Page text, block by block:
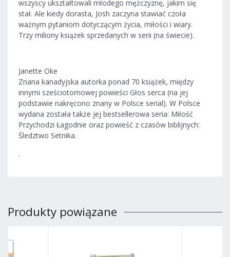
wszyscy ukształtowali młodego mężczyznę, jakim się
stał. Ale kiedy dorasta, Josh zaczyna stawiać czoła
ważnym pytaniom dotyczącym życia, miłości i wiary.
Trzy miliony książek sprzedanych w serii (na świecie).
Janette Oke
Znana kanadyjska autorka ponad 70 książek, między
innymi sześciotomowej powieści Głos serca (na jej
podstawie nakręcono znany w Polsce serial). W Polsce
wydana została także jej bestsellerowa seria: Miłość
Przychodzi Łagodnie oraz powieść z czasów biblijnych:
Śledztwo Setnika.
.
Produkty powiązane